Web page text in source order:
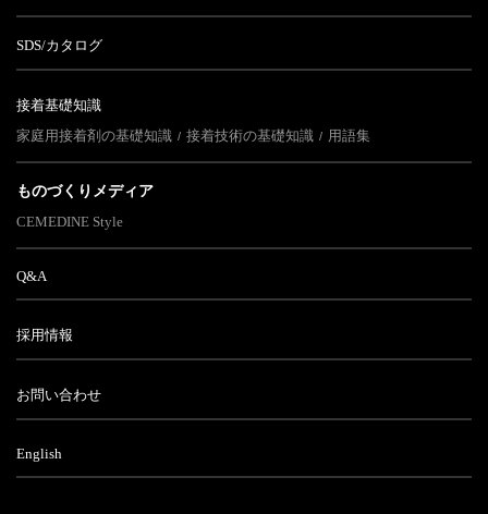
SDS/カタログ
接着基礎知識
家庭用接着剤の基礎知識
接着技術の基礎知識 用語集
ものづくりメディア
CEMEDINE Style
Q&A
採用情報
お問い合わせ
English